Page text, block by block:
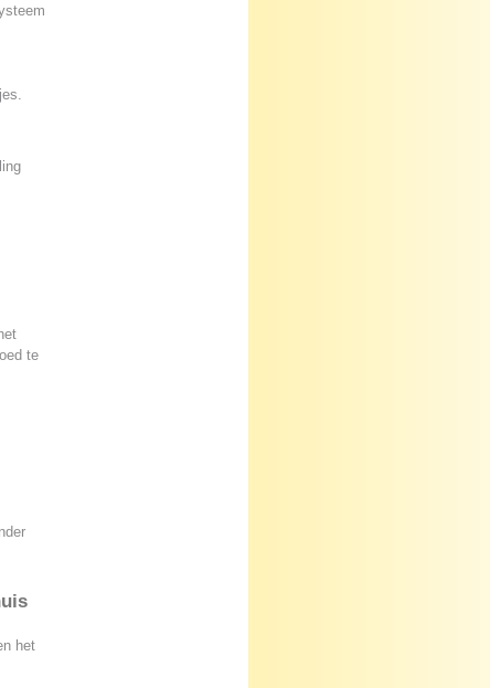
te
het